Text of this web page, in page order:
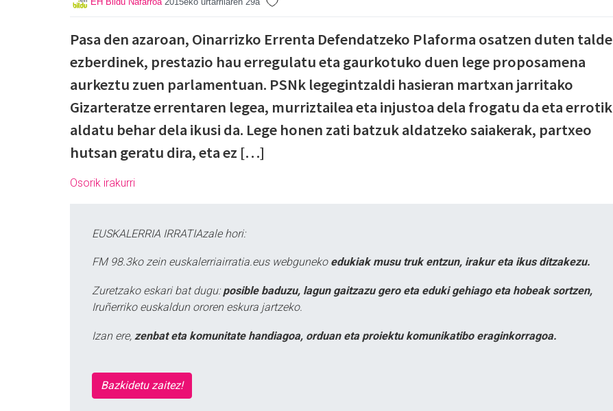
Pasa den azaroan, Oinarrizko Errenta Defendatzeko Plaforma osatzen duten talde
ezberdinek, prestazio hau erregulatu eta gaurkotuko duen lege proposamena
aurkeztu zuen parlamentuan. PSNk legegintzaldi hasieran martxan jarritako
Gizarteratze errentaren legea, murriztailea eta injustoa dela frogatu da eta errotik
aldatu behar dela ikusi da. Lege honen zati batzuk aldatzeko saiakerak, partxeo
hutsan geratu dira, eta ez […]
Osorik irakurri
EUSKALERRIA IRRATIAzale hori:
FM 98.3ko zein euskalerriairratia.eus webguneko edukiak musu truk entzun, irakur eta ikus ditzakezu.
Zuretzako eskari bat dugu: posible baduzu, lagun gaitzazu gero eta eduki gehiago eta hobeak sortzen,
Iruñerriko euskaldun ororen eskura jartzeko.
Izan ere, zenbat eta komunitate handiagoa, orduan eta proiektu komunikatibo eraginkorragoa.
Bazkidetu zaitez!